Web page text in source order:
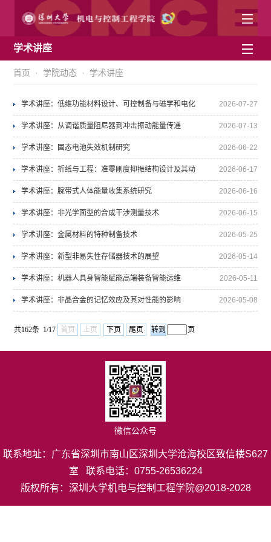
English
学术讲座
首页 · 学院动态 · 学术讲座
学术讲座：低维功能材料设计、可控制备与磁学和电化
学性能调控
2026-07-27
学术讲座：从调谐质量阻尼器到冲击振动能量传递 2026-07-13
学术讲座：固态电池失效机制研究 2026-06-22
学术讲座：折纸与工程：准零刚度抑振结构设计及其动
力学研究等3场学术讲座
2026-06-17
学术讲座：腕带式人体能量收集系统研究 2026-06-16
学术讲座：非光学面型的合成干涉测量技术 2026-06-15
学术讲座：金属材料的特种制备技术 2026-05-25
学术讲座：新型非易失性存储器技术的展望 2026-05-14
学术讲座：机器人具身智能赋能高端装备智能运维 2026-05-11
学术讲座：非晶合金的记忆效应及其对性能的影响 2026-05-08
共162条 1/17 首页 上页 下页 尾页 页
微信公众号
联系地址：广东省深圳市南山区深圳大学沧海校区致信楼S627
室 联系电话：0755-26536224
版权所有：深圳大学机电与控制工程学院@2018-2028